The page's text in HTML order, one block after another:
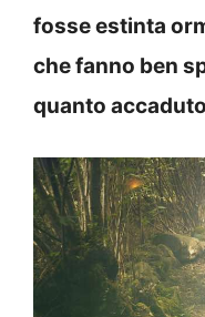
fosse estinta
che fanno ben
quanto